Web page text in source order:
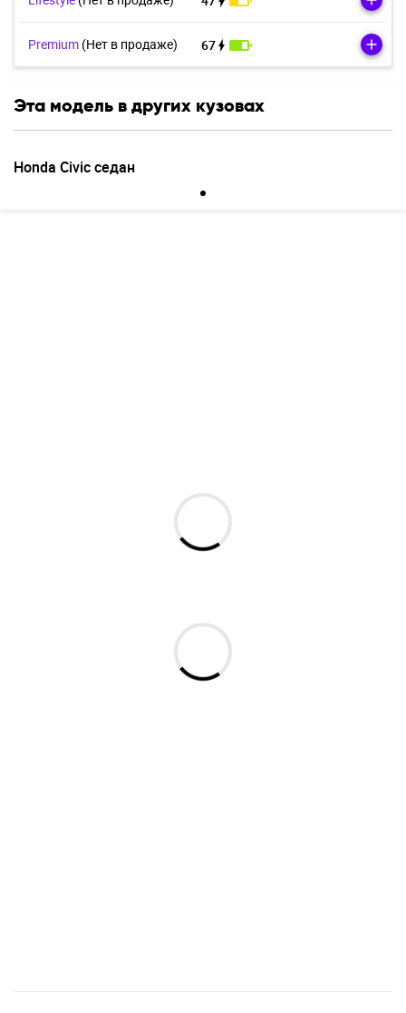
Premium (Нет в продаже) 67
Эта модель в других кузовах
Honda Civic седан